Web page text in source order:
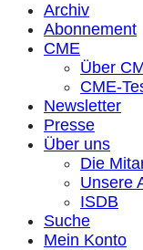
Archiv
Abonnement
CME
Über
CME-
Newsletter
Presse
Über uns
Die
Unsere
ISDB
Suche
Mein Konto